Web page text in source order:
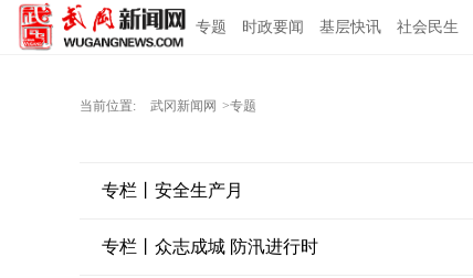
专题 时政要闻 基层快讯 社会民生
当前位置: 武冈新闻网 >专题
专栏丨安全生产月
专栏丨众志成城 防汛进行时